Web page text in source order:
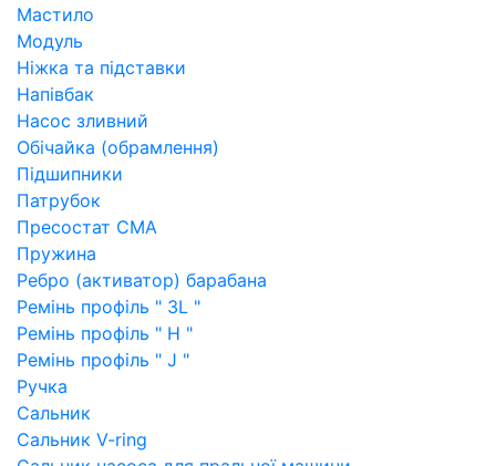
Мастило
Модуль
Ніжка та підставки
Напівбак
Насос зливний
Обічайка (обрамлення)
Підшипники
Патрубок
Пресостат СМА
Пружина
Ребро (активатор) барабана
Ремінь профіль " 3L "
Ремінь профіль " H "
Ремінь профіль " J "
Ручка
Сальник
Сальник V-ring